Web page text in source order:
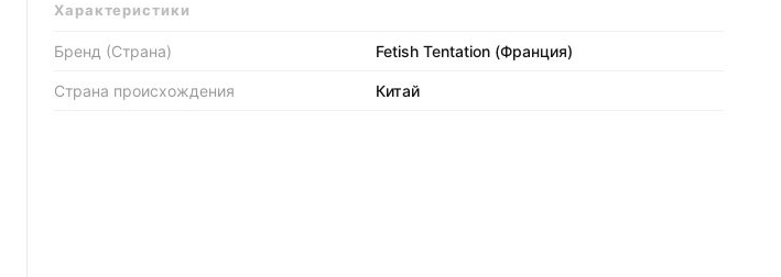
Характеристики
Бренд (Страна) Fetish Tentation (Франция)
Страна происхождения Китай